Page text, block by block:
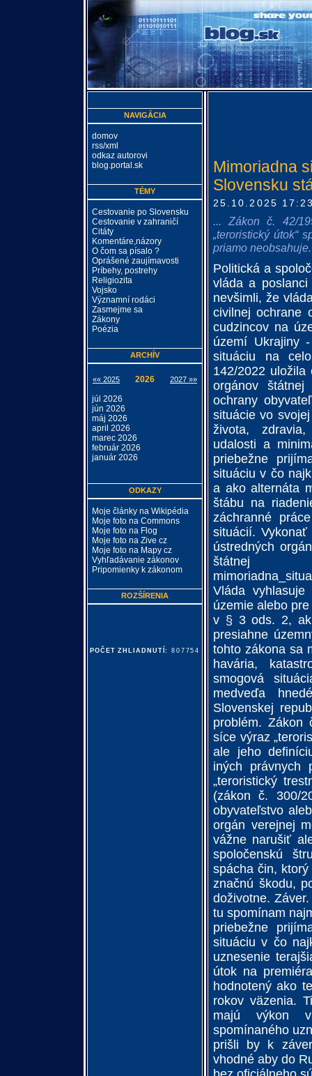
Mimoriadna
Slovensku
25.10.2025
... Zákon č. 42/
„teroristický útok“
priamo neobsahuje.
Politická a
vláda a
nevšimli, že
civilnej ochrane
cudzincov na
území Ukrajiny
situáciu na
142/2022 uložila
orgánov
ochrany
situácie vo
života,
udalosti a
priebežne
situáciu v čo
a ako alternáta
štábu na
záchranné
situácií. Vykonať
ústredných
štátnej
Vláda
územie alebo
v § 3 ods. 2, ak
presiahne
tohto zákona sa
havária,
smogová
medveďa
Slovenskej
problém. Zákon
síce výraz
ale jeho
iných právnych
„teroristický
(zákon č. 300/
obyvateľstvo
orgán verejnej
vážne narušiť
spoločenskú
spácha čin,
značnú škodu,
doživotne.
tu spomínam
priebežne
situáciu v čo
uznesenie
útok na
hodnotený ako
rokov väzenia.
majú výkon
spomínaného
prišli by k
vhodné aby do
NAVIGÁCIA
domov
rss/xml
odkaz autorovi
blog.portal.sk
TÉMY
Cestovanie po Slovensku
Cestovanie v zahraničí
Citáty
Komentáre,názory
O čom sa písalo ?
Oprášené zaujímavosti
Príbehy, postrehy
Religiozita
Vojsko
Významní rodáci
Zasmejme sa
Zákony
Poézia
ARCHÍV
«« 2025 2026 2027 »»
júl 2026
jún 2026
máj 2026
april 2026
marec 2026
február 2026
január 2026
ODKAZY
Moje články na Wikipédia
Moje foto na Commons
Moje foto na Flog
Moje foto na Zive cz
Moje foto na Mapy cz
Vyhľadávanie zákonov
Pripomienky k zákonom
ROZŠÍRENIA
POČET ZHLIADNUTÍ: 807754